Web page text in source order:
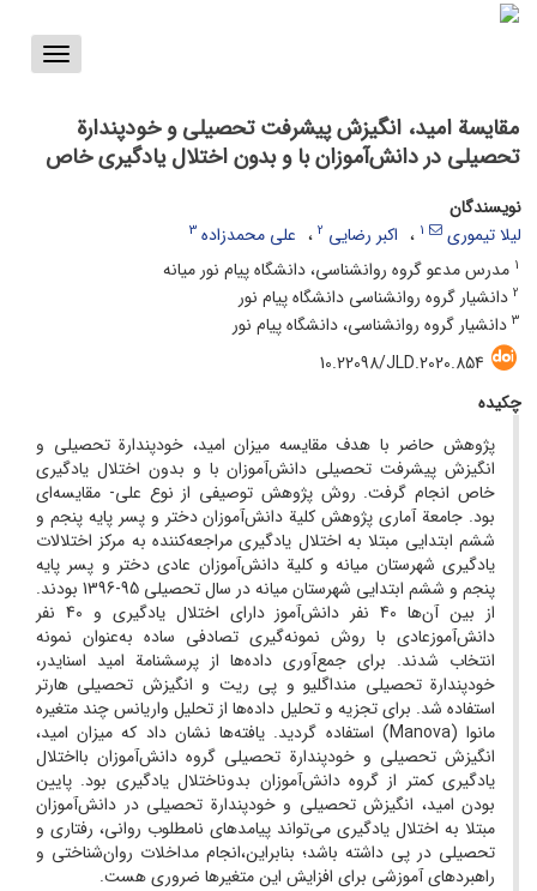
Toggle
مقایسة ‌امید، انگیزش پیشرفت تحصیلی و خودپندارة
تحصیلی در دانش‌آموزان با و بدون اختلال یادگیری خاص
نویسندگان
لیلا تیموری
1 اکبر رضایی 2 علی محمدزاده 3
1 مدرس مدعو گروه روانشناسی، دانشگاه پیام نور میانه
2 دانشیار گروه روانشناسی دانشگاه پیام نور
3 دانشیار گروه روانشناسی، دانشگاه پیام نور
10.22098/JLD.2020.854
چکیده
پژوهش حاضر با هدف مقایسه میزان امید، خودپندارة تحصیلی و
انگیزش پیشرفت تحصیلی دانش‌آموزان با و بدون اختلال یادگیری
خاص انجام گرفت. روش پژوهش توصیفی از نوع علی- مقایسه‌ای
بود. جامعة آماری پژوهش کلیة دانش‌آموزان دختر و پسر پایه پنجم و
ششم ابتدایی مبتلا به اختلال یادگیری مراجعه‌کننده به مرکز اختلالات
یادگیری شهرستان میانه و کلیة دانش‌آموزان عادی دختر و پسر پایه
پنجم و ششم ابتدایی شهرستان میانه در سال تحصیلی 95-1396 بودند.
از بین آن‌ها 40 نفر دانش‌آموز دارای اختلال یادگیری و 40 نفر
دانش‌آموزعادی با روش نمونه‌گیری تصادفی ساده به‌عنوان نمونه
انتخاب شدند. برای جمع‌آوری داده‌ها از پرسشنامة ‌امید اسنایدر،
خودپندارة تحصیلی منداگلیو و پی ریت و انگیزش تحصیلی هارتر
استفاده شد. برای تجزیه و تحلیل داده‌ها از تحلیل واریانس چند متغیره
مانوا (Manova) استفاده گردید. یافته‌ها نشان داد که میزان امید،
انگیزش تحصیلی و خودپندارة تحصیلی گروه دانش‌آموزان بااختلال
یادگیری کمتر از گروه دانش‌آموزان بدون­اختلال یادگیری بود. پایین
بودن امید، انگیزش تحصیلی و خودپندارة تحصیلی در دانش‌آموزان
مبتلا به اختلال یادگیری می‌تواند پیامدهای نامطلوب روانی، رفتاری و
تحصیلی در پی داشته باشد؛ بنابراین،انجام مداخلات روان‌شناختی و
راهبردهای آموزشی برای افزایش این متغیرها ضروری هست.